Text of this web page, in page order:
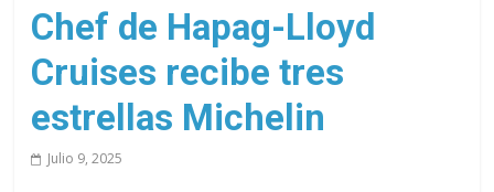
de
cruceros
en
solo
Chef de Hapag-Lloyd
Cruises recibe tres
estrellas Michelin
Julio 9, 2025